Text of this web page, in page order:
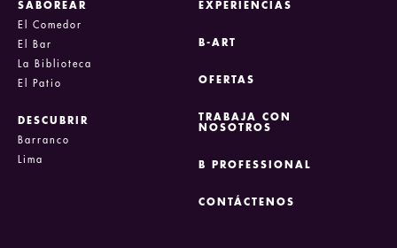
SABOREAR
El Comedor
El Bar
La Biblioteca
El Patio
DESCUBRIR
Barranco
Lima
EXPERIENCIAS
B-ART
OFERTAS
TRABAJA CON
NOSOTROS
B PROFESSIONAL
CONTÁCTENOS